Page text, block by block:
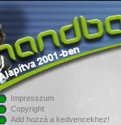
Impresszum
Copyright
Add hozzá a kedvencekhez!